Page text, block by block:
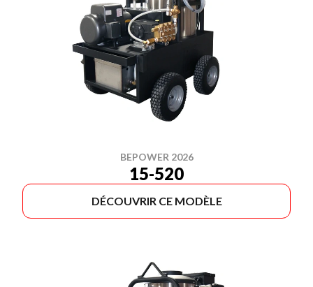
BEPOWER 2026
15-520
DÉCOUVRIR CE MODÈLE